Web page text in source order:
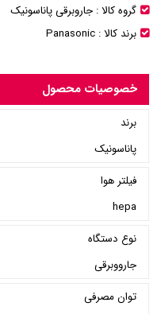
گروه کالا : جاروبرقی پاناسونیک
برند کالا : Panasonic
خصوصیات محصول
برند
پاناسونیک
فیلتر هوا
hepa
نوع دستگاه
جارووبرقی
توان مصرفی